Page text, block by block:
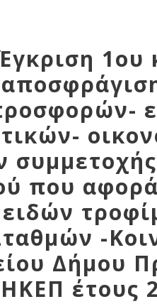
Αθλητικές
Υποδομές
Αθλητικές
Εκδηλώσεις
1ου
που
-
Δήμου
έτους